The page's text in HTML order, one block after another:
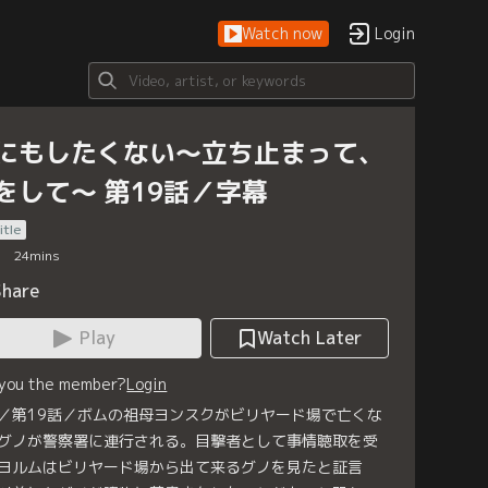
Watch now Login
もしたくない～立ち止まって、
して～ 第19話／字幕
24mins
Play
Watch Later
the member?Login
第19話／ボムの祖母ヨンスクがビリヤード場で亡くな
ノが警察署に連行される。目撃者として事情聴取を受
ルムはビリヤード場から出て来るグノを見たと証言